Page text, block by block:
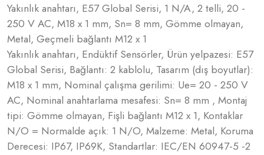
Yakınlık anahtarı, E57 Global Serisi, 1 N/A, 2 telli, 20 -
250 V AC, M18 x 1 mm, Sn= 8 mm, Gömme olmayan,
Metal, Geçmeli bağlantı M12 x 1
Yakınlık anahtarı, Endüktif Sensörler, Ürün yelpazesi: E57
Global Serisi, Bağlantı: 2 kablolu, Tasarım (dış boyutlar):
M18 x 1 mm, Nominal çalışma gerilimi: Ue= 20 - 250 V
AC, Nominal anahtarlama mesafesi: Sn= 8 mm , Montaj
tipi: Gömme olmayan, Fişli bağlantı M12 x 1, Kontaklar
N/O = Normalde açık: 1 N/O, Malzeme: Metal, Koruma
Derecesi: IP67, IP69K, Standartlar: IEC/EN 60947-5 -2